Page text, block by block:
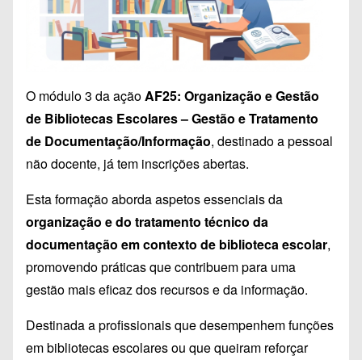
O módulo 3 da açãoAF25: Organização e Gestão
de Bibliotecas Escolares – Gestão e Tratamento
de Documentação/Informação, destinado a pessoal
não docente, já tem inscrições abertas.
Esta formação aborda aspetos essenciais da
organização e do tratamento técnico da
documentação em contexto de biblioteca escolar,
promovendo práticas que contribuem para uma
gestão mais eficaz dos recursos e da informação.
Destinada a profissionais que desempenhem funções
em bibliotecas escolares ou que queiram reforçar